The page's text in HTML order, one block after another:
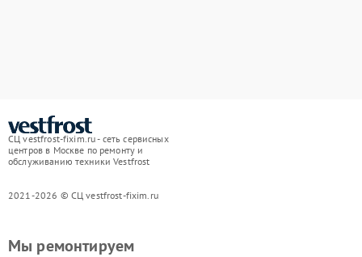
СЦ vestfrost-fixim.ru - сеть сервисных
центров в Москве по ремонту и
обслуживанию техники Vestfrost
2021-2026 © СЦ vestfrost-fixim.ru
Мы ремонтируем